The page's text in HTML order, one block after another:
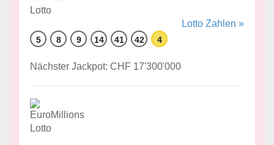
Lotto Zahlen »
5 8 9 14 41 42 4
Nächster Jackpot: CHF 17'300'000